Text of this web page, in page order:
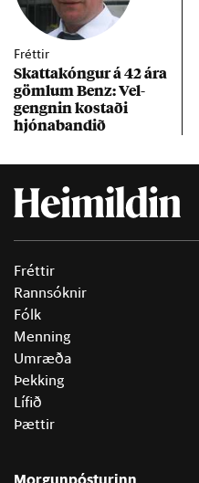
Fréttir
Skattakóng­ur á 42 ára
göml­um Benz: Vel­
gengn­in kostaði
hjóna­band­ið
Fréttir
Rannsóknir
Fólk
Menning
Umræða
Þekking
Lífið
Þættir
Morgunpósturinn